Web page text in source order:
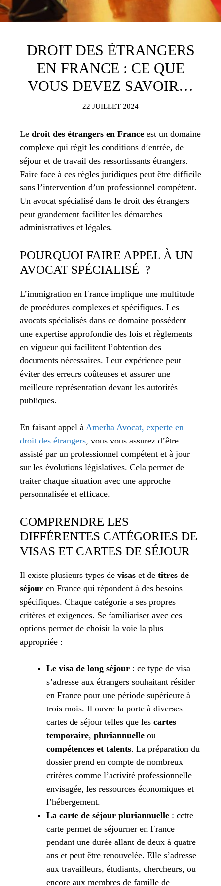
DROIT DES ÉTRANGERS
EN FRANCE : CE QUE
VOUS DEVEZ SAVOIR…
22 JUILLET 2024
Le droit des étrangers en France est un domaine
complexe qui régit les conditions d’entrée, de
séjour et de travail des ressortissants étrangers.
Faire face à ces règles juridiques peut être difficile
sans l’intervention d’un professionnel compétent.
Un avocat spécialisé dans le droit des étrangers
peut grandement faciliter les démarches
administratives et légales.
POURQUOI FAIRE APPEL À UN
AVOCAT SPÉCIALISÉ ?
L’immigration en France implique une multitude
de procédures complexes et spécifiques. Les
avocats spécialisés dans ce domaine possèdent
une expertise approfondie des lois et règlements
en vigueur qui facilitent l’obtention des
documents nécessaires. Leur expérience peut
éviter des erreurs coûteuses et assurer une
meilleure représentation devant les autorités
publiques.
En faisant appel à Amerha Avocat, experte en
droit des étrangers, vous vous assurez d’être
assisté par un professionnel compétent et à jour
sur les évolutions législatives. Cela permet de
traiter chaque situation avec une approche
personnalisée et efficace.
COMPRENDRE LES
DIFFÉRENTES CATÉGORIES DE
VISAS ET CARTES DE SÉJOUR
Il existe plusieurs types de visas et de titres de
séjour en France qui répondent à des besoins
spécifiques. Chaque catégorie a ses propres
critères et exigences. Se familiariser avec ces
options permet de choisir la voie la plus
appropriée :
Le visa de long séjour : ce type de visa
s’adresse aux étrangers souhaitant résider
en France pour une période supérieure à
trois mois. Il ouvre la porte à diverses
cartes de séjour telles que les cartes
temporaire, pluriannuelle ou
compétences et talents. La préparation du
dossier prend en compte de nombreux
critères comme l’activité professionnelle
envisagée, les ressources économiques et
l’hébergement.
La carte de séjour pluriannuelle : cette
carte permet de séjourner en France
pendant une durée allant de deux à quatre
ans et peut être renouvelée. Elle s’adresse
aux travailleurs, étudiants, chercheurs, ou
encore aux membres de famille de